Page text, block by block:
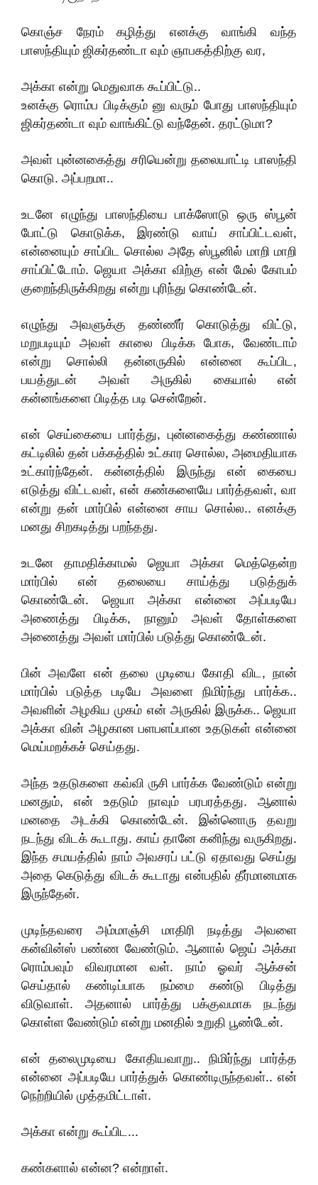
கொஞ்ச நேரம் கழித்து எனக்கு வாங்கி வந்த
பாஸந்தியும் ஜிகர்தண்டா வும் ஞாபகத்திற்கு வர,
அக்கா என்று மெதுவாக கூப்பிட்டு..
உனக்கு ரொம்ப பிடிக்கும் னு வரும் போது பாஸந்தியும்
ஜிகர்தண்டா வும் வாங்கிட்டு வந்தேன். தரட்டுமா?
அவள் புன்னகைத்து சரியென்று தலையாட்டி பாஸந்தி
கொடு. அப்பறமா..
உடனே எழுந்து பாஸந்தியை பாக்ஸோடு ஒரு ஸ்பூன்
போட்டு கொடுக்க, இரண்டு வாய் சாப்பிட்டவள்,
என்னையும் சாப்பிட சொல்ல அதே ஸ்பூனில் மாறி மாறி
சாப்பிட்டோம். ஜெயா அக்கா விற்கு என் மேல் கோபம்
குறைந்திருக்கிறது என்று புரிந்து கொண்டேன்.
எழுந்து அவளுக்கு தண்ணீர் கொடுத்து விட்டு,
மறுபடியும் அவள் காலை பிடிக்க போக, வேண்டாம்
என்று சொல்லி தன்னருகில் என்னை கூப்பிட,
பயத்துடன் அவள் அருகில் கையால் என்
கன்னங்களை பிடித்த படி சென்றேன்.
என் செய்கையை பார்த்து, புன்னகைத்து கண்ணால்
கட்டிலில் தன் பக்கத்தில் உட்கார சொல்ல, அமைதியாக
உட்கார்ந்தேன். கன்னத்தில் இருந்து என் கையை
எடுத்து விட்டவள், என் கண்களையே பார்த்தவள், வா
என்று தன் மார்பில் என்னை சாய சொல்ல.. எனக்கு
மனது சிறகடித்து பறந்தது.
உடனே தாமதிக்காமல் ஜெயா அக்கா மெத்தென்ற
மார்பில் என் தலையை சாய்த்து படுத்துக்
கொண்டேன். ஜெயா அக்கா என்னை அப்படியே
அணைத்து பிடிக்க, நானும் அவள் தோள்களை
அணைத்து அவள் மார்பில் படுத்து கொண்டேன்.
பின் அவளே என் தலை முடியை கோதி விட, நான்
மார்பில் படுத்த படியே அவளை நிமிர்ந்து பார்க்க..
அவளின் அழகிய முகம் என் அருகில் இருக்க.. ஜெயா
அக்கா வின் அழகான பளபளப்பான உதடுகள் என்னை
மெய்மறக்கச் செய்தது.
அந்த உதடுகளை கவ்வி ருசி பார்க்க வேண்டும் என்று
மனதும், என் உதடும் நாவும் பரபரத்தது. ஆனால்
மனதை அடக்கி கொண்டேன். இன்னொரு தவறு
நடந்து விடக் கூடாது. காய் தானே கனிந்து வருகிறது.
இந்த சமயத்தில் நாம் அவசரப் பட்டு ஏதாவது செய்து
அதை கெடுத்து விடக் கூடாது என்பதில் தீர்மானமாக
இருந்தேன்.
முடிந்தவரை அம்மாஞ்சி மாதிரி நடித்து அவளை
கன்வின்ஸ் பண்ண வேண்டும். ஆனால் ஜெய் அக்கா
ரொம்பவும் விவரமான வள். நாம் ஓவர் ஆக்சன்
செய்தால் கண்டிப்பாக நம்மை கண்டு பிடித்து
விடுவாள். அதனால் பார்த்து பக்குவமாக நடந்து
கொள்ள வேண்டும் என்று மனதில் உறுதி பூண்டேன்.
என் தலைமுடியை கோதியவாறு.. நிமிர்ந்து பார்த்த
என்னை அப்படியே பார்த்துக் கொண்டிருந்தவள்.. என்
நெற்றியில் முத்தமிட்டாள்.
அக்கா என்று கூப்பிட...
கண்களால் என்ன? என்றாள்.